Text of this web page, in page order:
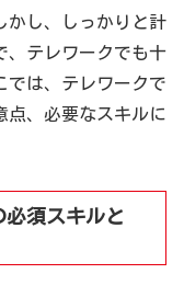
かし、しっかりと計
、テレワークでも十
では、テレワークで
点、必要なスキルに
須スキルと